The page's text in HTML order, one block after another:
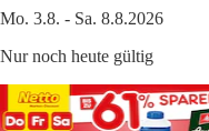
Mo. 3.8. - Sa. 8.8.2026
Nur noch heute gültig